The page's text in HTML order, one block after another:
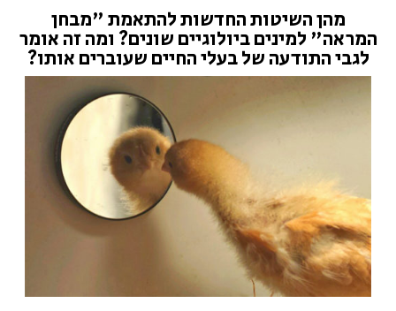
ל
י
ם
ל
ה
ת
א
ת
ע
צ
מ
ם
מהן השיטות החדשות להתאמת "מבחן
המראה" למינים ביולוגיים שונים? ומה זה אומר
לגבי התודעה של בעלי החיים שעוברים אותו?